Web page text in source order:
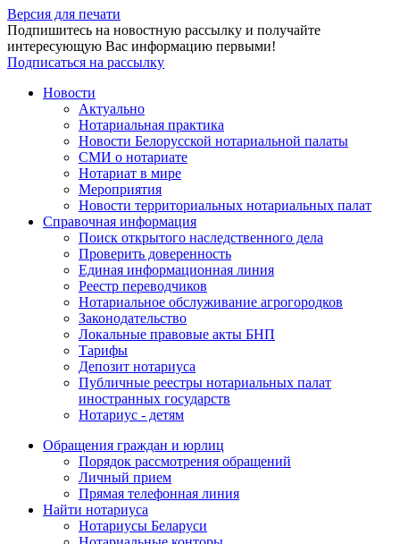
Версия для печати
Подпишитесь на новостную рассылку и получайте
интересующую Вас информацию первыми!
Подписаться на рассылку
Новости
Актуально
Нотариальная практика
Новости Белорусской нотариальной палаты
СМИ о нотариате
Нотариат в мире
Мероприятия
Новости территориальных нотариальных палат
Справочная информация
Поиск открытого наследственного дела
Проверить доверенность
Единая информационная линия
Реестр переводчиков
Нотариальное обслуживание агрогородков
Законодательство
Локальные правовые акты БНП
Тарифы
Депозит нотариуса
Публичные реестры нотариальных палат
иностранных государств
Нотариус - детям
Обращения граждан и юрлиц
Порядок рассмотрения обращений
Личный прием
Прямая телефонная линия
Найти нотариуса
Нотариусы Беларуси